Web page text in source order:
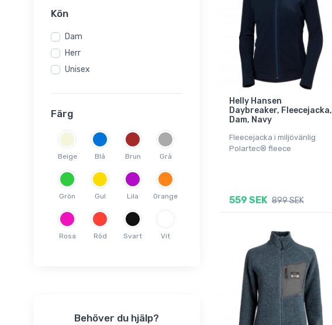
Jack Wolfskin
Kama
Kari Traa
Mons Royale
Montane
Ortovox
Scott
SLOPE
Swix
Ulvang
Vaude
Kön
Dam
Herr
Unisex
Färg
Beige Blå Brun Grå
Grön Gul Lila Orange
Rosa Röd Svart Vit
Behöver du hjälp?
Helly Hansen
Daybreaker, Fleecejacka,
Dam, Navy
Fleecejacka i miljövänlig
Polartec® fleece
559 SEK 899 SEK